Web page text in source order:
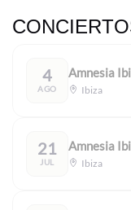
4
AGO
Amnesia
Ibiza
21
JUL
Amnesia
Ibiza